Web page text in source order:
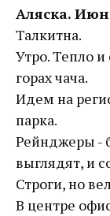
Аляска.
Талкитна.
Утро. Тепло
горах чача.
Идем на
парка.
Рейнджеры -
выглядят, и
Строги, но
В центре